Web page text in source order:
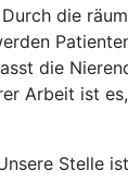
die
die
Arbeit ist
Stelle